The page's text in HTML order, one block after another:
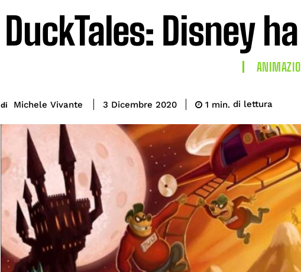
DuckTales: Disney
di Michele Vivante 3 Dicembre 2020 1 min. di lettura